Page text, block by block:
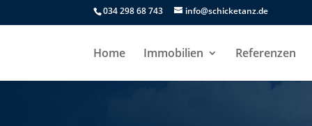
034 298 68 743 info@schicketanz.de
Home Immobilien Referenzen